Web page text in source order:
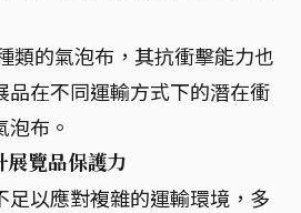
類的氣泡布，其抗衝擊能力也
品在不同運輸方式下的潛在衝
布。
展覽品保護力
足以應對複雜的運輸環境，多